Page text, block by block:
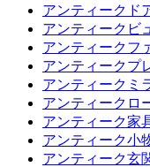
アンティークド
アンティークビ
アンティークフ
アンティークプ
アンティークミ
アンティークロ
アンティーク家
アンティーク小
アンティーク玄